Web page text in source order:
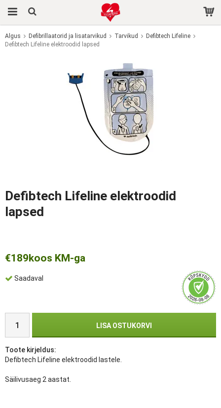
Toode on ostukorvi lisatud.
Algus Defibrillaatorid ja lisatarvikud Tarvikud
Defibtech Lifeline
Defibtech Lifeline elektroodid lapsed
Defibtech Lifeline elektroodid
lapsed
€189koos KM-ga
Saadaval
LISA OSTUKORVI
Toote kirjeldus:
Defibtech Lifeline elektroodid lastele.
Säilivusaeg 2 aastat.